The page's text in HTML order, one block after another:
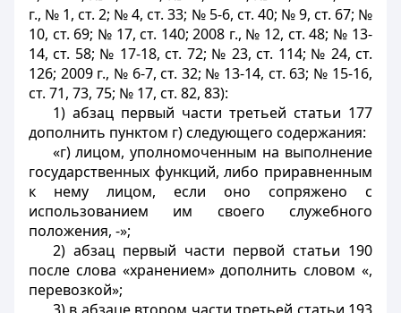
г., № 1, ст. 2; № 4, ст. 33; № 5-6, ст. 40; № 9, ст. 67; №
10, ст. 69; № 17, ст. 140; 2008 г., № 12, ст. 48; № 13-
14, ст. 58; № 17-18, ст. 72; № 23, ст. 114; № 24, ст.
126; 2009 г., № 6-7, ст. 32; № 13-14, ст. 63; № 15-16,
ст. 71, 73, 75; № 17, ст. 82, 83):
1) абзац первый части третьей статьи 177
дополнить пунктом г) следующего содержания:
«г) лицом, уполномоченным на выполнение
государственных функций, либо приравненным
к нему лицом, если оно сопряжено с
использованием им своего служебного
положения, -»;
2) абзац первый части первой статьи 190
после слова «хранением» дополнить словом «,
перевозкой»;